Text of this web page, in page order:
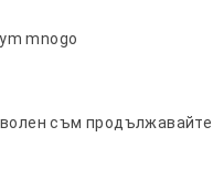
mnogo
съм продължавайте